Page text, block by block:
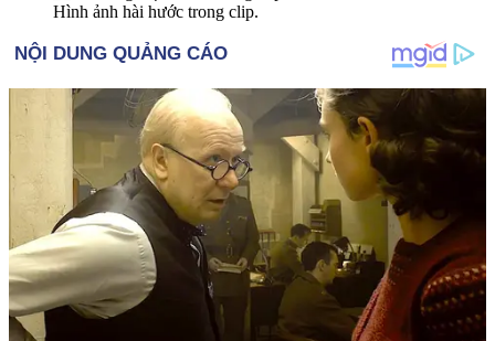
Hình ảnh hài hước trong clip.